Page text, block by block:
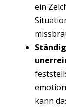
ein
kann